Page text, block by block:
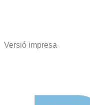
Versió impresa